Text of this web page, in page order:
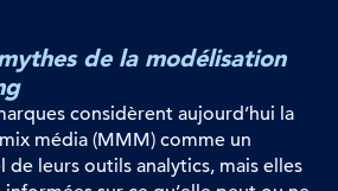
de la modélisation
considèrent aujourd’hui la
média (MMM) comme un
de leurs outils analytics, mais elles